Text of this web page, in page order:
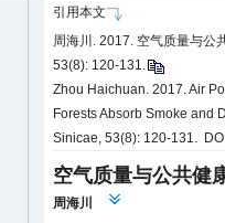
引用本文
周海川. 2017. 空气质量与公
53(8): 120-131.
Zhou Haichuan. 2017. Air
Forests Absorb Smoke and
Sinicae, 53(8): 120-131.
空气质量与公共健
周海川